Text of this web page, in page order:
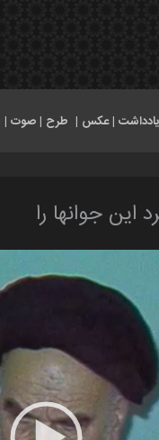
یادداشت |عکس | طرح |صوت |
جوانها را